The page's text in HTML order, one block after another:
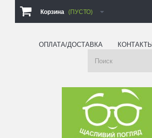
Корзина (ПУСТО)
КОНТАКТЫ
ОПЛАТА/ДОСТАВКА